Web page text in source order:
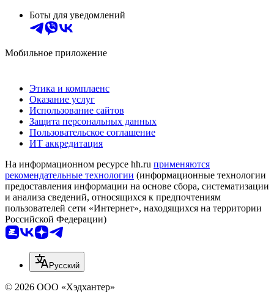
Боты для уведомлений
Мобильное приложение
Этика и комплаенс
Оказание услуг
Использование сайтов
Защита персональных данных
Пользовательское соглашение
ИТ аккредитация
На информационном ресурсе hh.ru применяются
рекомендательные технологии (информационные технологии
предоставления информации на основе сбора, систематизации
и анализа сведений, относящихся к предпочтениям
пользователей сети «Интернет», находящихся на территории
Российской Федерации)
Русский
© 2026 ООО «Хэдхантер»